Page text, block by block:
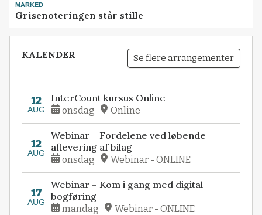
MARKED
Grisenoteringen står stille
KALENDER Se flere arrangementer
12
AUG
InterCount kursus Online
onsdag Online
12
AUG
Webinar – Fordelene ved løbende
aflevering af bilag
onsdag Webinar - ONLINE
17
AUG
Webinar – Kom i gang med digital
bogføring
mandag Webinar - ONLINE